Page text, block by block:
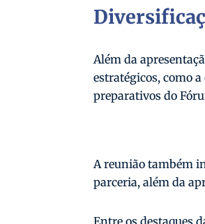
Além da
estratégicos, como
preparativos do
A reunião também
parceria, além da
Entre os destaques